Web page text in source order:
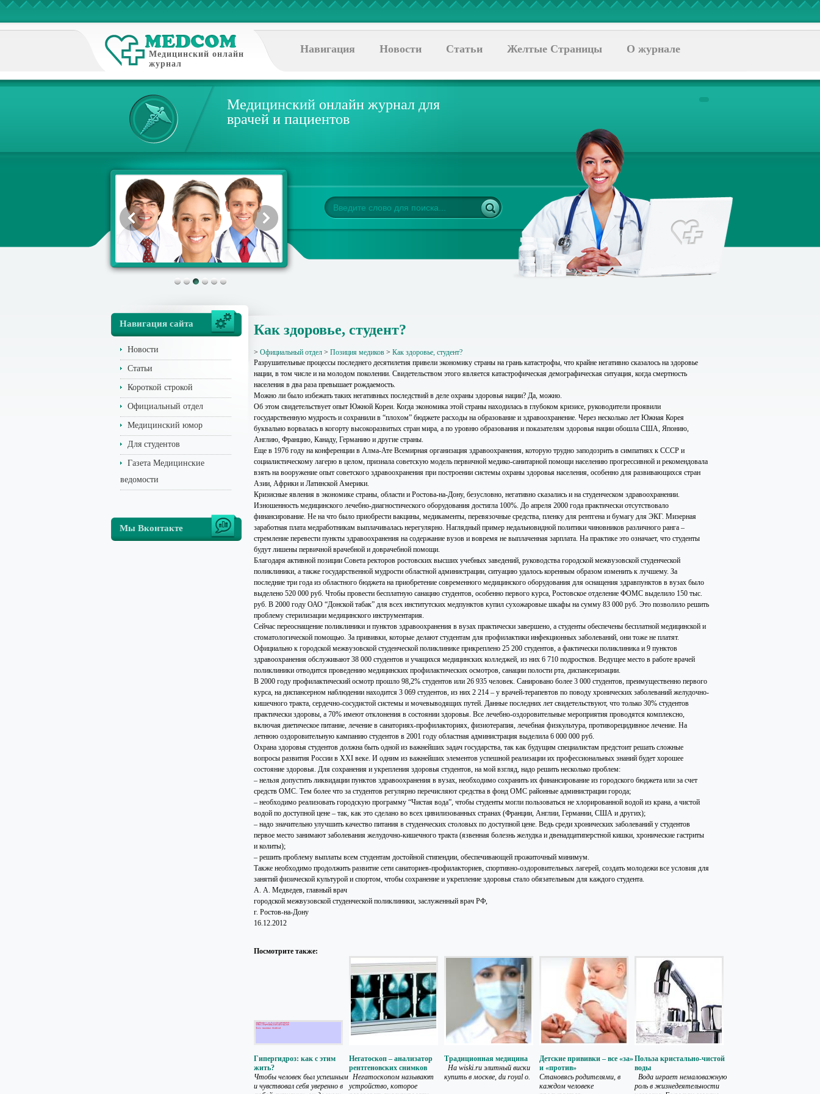
Медицинский онлайн
журнал
Навигация Новости Статьи Желтые Страницы О журнале
Медицинский онлайн журнал для
врачей и пациентов
Навигация сайта
Новости
Статьи
Короткой строкой
Официальный отдел
Медицинский юмор
Для студентов
Газета Медицинские
ведомости
Мы Вконтакте
Как здоровье, студент?
> Официальный отдел > Позиция медиков > Как здоровье, студент?
Разрушительные процессы последнего десятилетия привели экономику страны на грань катастрофы, что крайне негативно сказалось на здоровье
нации, в том числе и на молодом поколении. Свидетельством этого является катастрофическая демографическая ситуация, когда смертность
населения в два раза превышает рождаемость.
Можно ли было избежать таких негативных последствий в деле охраны здоровья нации? Да, можно.
Об этом свидетельствует опыт Южной Кореи. Когда экономика этой страны находилась в глубоком кризисе, руководители проявили
государственную мудрость и сохранили в “плохом” бюджете расходы на образование и здравоохранение. Через несколько лет Южная Корея
буквально ворвалась в когорту высокоразвитых стран мира, а по уровню образования и показателям здоровья нации обошла США, Японию,
Англию, Францию, Канаду, Германию и другие страны.
Еще в 1976 году на конференции в Алма-Ате Всемирная организация здравоохранения, которую трудно заподозрить в симпатиях к СССР и
социалистическому лагерю в целом, признала советскую модель первичной медико-санитарной помощи населению прогрессивной и рекомендовала
взять на вооружение опыт советского здравоохранения при построении системы охраны здоровья населения, особенно для развивающихся стран
Азии, Африки и Латинской Америки.
Кризисные явления в экономике страны, области и Ростова-на-Дону, безусловно, негативно сказались и на студенческом здравоохранении.
Изношенность медицинского лечебно-диагностического оборудования достигла 100%. До апреля 2000 года практически отсутствовало
финансирование. Не на что было приобрести вакцины, медикаменты, перевязочные средства, пленку для рентгена и бумагу для ЭКГ. Мизерная
заработная плата медработникам выплачивалась нерегулярно. Наглядный пример недальновидной политики чиновников различного ранга –
стремление перевести пункты здравоохранения на содержание вузов и вовремя не выплаченная зарплата. На практике это означает, что студенты
будут лишены первичной врачебной и доврачебной помощи.
Благодаря активной позиции Совета ректоров ростовских высших учебных заведений, руководства городской межвузовской студенческой
поликлиники, а также государственной мудрости областной администрации, ситуацию удалось коренным образом изменить к лучшему. За
последние три года из областного бюджета на приобретение современного медицинского оборудования для оснащения здравпунктов в вузах было
выделено 520 000 руб. Чтобы провести бесплатную санацию студентов, особенно первого курса, Ростовское отделение ФОМС выделило 150 тыс.
руб. В 2000 году ОАО “Донской табак” для всех институтских медпунктов купил сухожаровые шкафы на сумму 83 000 руб. Это позволило решить
проблему стерилизации медицинского инструментария.
Сейчас переоснащение поликлиники и пунктов здравоохранения в вузах практически завершено, а студенты обеспечены бесплатной медицинской и
стоматологической помощью. За прививки, которые делают студентам для профилактики инфекционных заболеваний, они тоже не платят.
Официально к городской межвузовской студенческой поликлинике прикреплено 25 200 студентов, а фактически поликлиника и 9 пунктов
здравоохранения обслуживают 38 000 студентов и учащихся медицинских колледжей, из них 6 710 подростков. Ведущее место в работе врачей
поликлиники отводится проведению медицинских профилактических осмотров, санации полости рта, диспансеризации.
В 2000 году профилактический осмотр прошло 98,2% студентов или 26 935 человек. Санировано более 3 000 студентов, преимущественно первого
курса, на диспансерном наблюдении находится 3 069 студентов, из них 2 214 – у врачей-терапевтов по поводу хронических заболеваний желудочно-
кишечного тракта, сердечно-сосудистой системы и мочевыводящих путей. Данные последних лет свидетельствуют, что только 30% студентов
практически здоровы, а 70% имеют отклонения в состоянии здоровья. Все лечебно-оздоровительные мероприятия проводятся комплексно,
включая диетическое питание, лечение в санаториях-профилакториях, физиотерапия, лечебная физкультура, противорецидивное лечение. На
летнюю оздоровительную кампанию студентов в 2001 году областная администрация выделила 6 000 000 руб.
Охрана здоровья студентов должна быть одной из важнейших задач государства, так как будущим специалистам предстоит решать сложные
вопросы развития России в ХХI веке. И одним из важнейших элементов успешной реализации их профессиональных знаний будет хорошее
состояние здоровья. Для сохранения и укрепления здоровья студентов, на мой взгляд, надо решить несколько проблем:
– нельзя допустить ликвидации пунктов здравоохранения в вузах, необходимо сохранить их финансирование из городского бюджета или за счет
средств ОМС. Тем более что за студентов регулярно перечисляют средства в фонд ОМС районные администрации города;
– необходимо реализовать городскую программу “Чистая вода”, чтобы студенты могли пользоваться не хлорированной водой из крана, а чистой
водой по доступной цене – так, как это сделано во всех цивилизованных странах (Франции, Англии, Германии, США и других);
– надо значительно улучшить качество питания в студенческих столовых по доступной цене. Ведь среди хронических заболеваний у студентов
первое место занимают заболевания желудочно-кишечного тракта (язвенная болезнь желудка и двенадцатиперстной кишки, хронические гастриты
и колиты);
– решить проблему выплаты всем студентам достойной стипендии, обеспечивающей прожиточный минимум.
Также необходимо продолжить развитие сети санаториев-профилакториев, спортивно-оздоровительных лагерей, создать молодежи все условия для
занятий физической культурой и спортом, чтобы сохранение и укрепление здоровья стало обязательным для каждого студента.
А. А. Медведев, главный врач
городской межвузовской студенческой поликлиники, заслуженный врач РФ,
г. Ростов-на-Дону
16.12.2012
Посмотрите также:
Гипергидроз: как с этим
жить?
Чтобы человек был успешным
и чувствовал себя уверенно в
Негатоскоп – анализатор
рентгеновских снимков
Негатоскопом называют
устройство, которое
Традиционная медицина
На wiski.ru элитный виски
купить в москве, du royal o.
Детские прививки – все «за»
и «против»
Становясь родителями, в
каждом человеке
Польза кристально-чистой
воды
Вода играет немаловажную
роль в жизнедеятельности